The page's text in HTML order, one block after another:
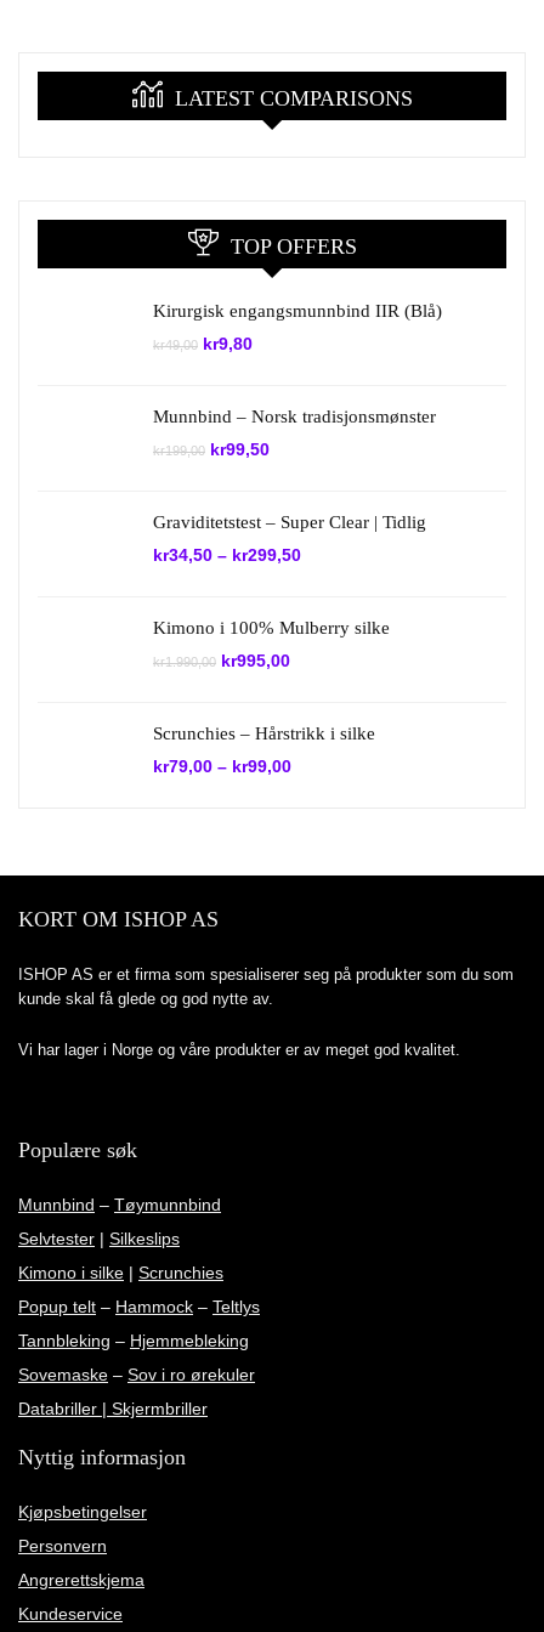
LATEST COMPARISONS
TOP OFFERS
Kirurgisk engangsmunnbind IIR (Blå)
kr49,00 Opprinnelig
kr9,80Nåværende
Munnbind – Norsk tradisjonsmønster
kr199,00 Opprinnelig
kr99,50Nåværende
Graviditetstest – Super Clear | Tidlig
kr34,50 – kr299,50
Kimono i 100% Mulberry silke
kr1.990,00 Opprinnelig
kr995,00Nåværende
Scrunchies – Hårstrikk i silke
kr79,00 – kr99,00
KORT OM ISHOP AS
ISHOP AS er et firma som spesialiserer seg på produkter som du som
kunde skal få glede og god nytte av.
Vi har lager i Norge og våre produkter er av meget god kvalitet.
Populære søk
Munnbind – Tøymunnbind
Selvtester | Silkeslips
Kimono i silke | Scrunchies
Popup telt – Hammock – Teltlys
Tannbleking – Hjemmebleking
Sovemaske – Sov i ro ørekuler
Databriller | Skjermbriller
Nyttig informasjon
Kjøpsbetingelser
Personvern
Angrerettskjema
Kundeservice